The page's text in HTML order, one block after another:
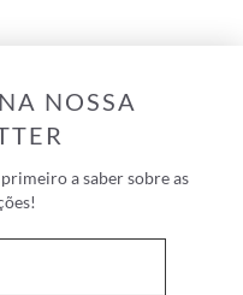
NOSSA
a saber sobre as